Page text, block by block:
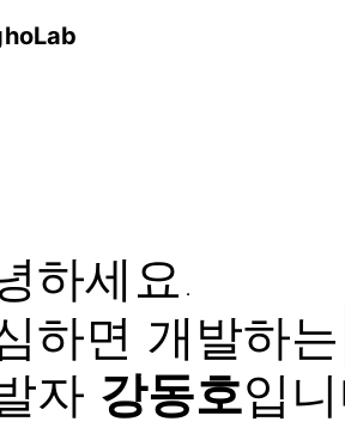
하세요.
하면 개발하는
자 강동호입